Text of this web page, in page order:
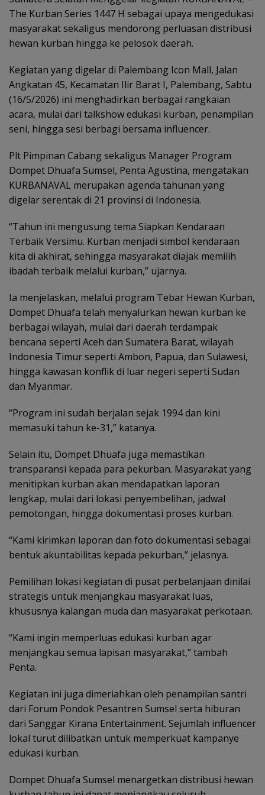
The Kurban Series 1447 H sebagai upaya mengedukasi
masyarakat sekaligus mendorong perluasan distribusi
hewan kurban hingga ke pelosok daerah.
Kegiatan yang digelar di Palembang Icon Mall, Jalan
Angkatan 45, Kecamatan Ilir Barat I, Palembang, Sabtu
(16/5/2026) ini menghadirkan berbagai rangkaian
acara, mulai dari talkshow edukasi kurban, penampilan
seni, hingga sesi berbagi bersama influencer.
Plt Pimpinan Cabang sekaligus Manager Program
Dompet Dhuafa Sumsel, Penta Agustina, mengatakan
KURBANAVAL merupakan agenda tahunan yang
digelar serentak di 21 provinsi di Indonesia.
“Tahun ini mengusung tema Siapkan Kendaraan
Terbaik Versimu. Kurban menjadi simbol kendaraan
kita di akhirat, sehingga masyarakat diajak memilih
ibadah terbaik melalui kurban,” ujarnya.
Ia menjelaskan, melalui program Tebar Hewan Kurban,
Dompet Dhuafa telah menyalurkan hewan kurban ke
berbagai wilayah, mulai dari daerah terdampak
bencana seperti Aceh dan Sumatera Barat, wilayah
Indonesia Timur seperti Ambon, Papua, dan Sulawesi,
hingga kawasan konflik di luar negeri seperti Sudan
dan Myanmar.
“Program ini sudah berjalan sejak 1994 dan kini
memasuki tahun ke-31,” katanya.
Selain itu, Dompet Dhuafa juga memastikan
transparansi kepada para pekurban. Masyarakat yang
menitipkan kurban akan mendapatkan laporan
lengkap, mulai dari lokasi penyembelihan, jadwal
pemotongan, hingga dokumentasi proses kurban.
“Kami kirimkan laporan dan foto dokumentasi sebagai
bentuk akuntabilitas kepada pekurban,” jelasnya.
Pemilihan lokasi kegiatan di pusat perbelanjaan dinilai
strategis untuk menjangkau masyarakat luas,
khususnya kalangan muda dan masyarakat perkotaan.
“Kami ingin memperluas edukasi kurban agar
menjangkau semua lapisan masyarakat,” tambah
Penta.
Kegiatan ini juga dimeriahkan oleh penampilan santri
dari Forum Pondok Pesantren Sumsel serta hiburan
dari Sanggar Kirana Entertainment. Sejumlah influencer
lokal turut dilibatkan untuk memperkuat kampanye
edukasi kurban.
Dompet Dhuafa Sumsel menargetkan distribusi hewan